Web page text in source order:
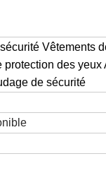
Vêtements
des yeux
de sécurité